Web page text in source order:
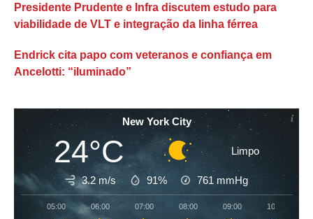
Presidente Prudente e Infra discutem estudo para
viabilidade de VLT e integração da linha férrea
Endrick cita papo com veteranos e confiança em
Ancelotti: “iluminado”
New York City
24°C Limpo
3.2 m/s 91% 761 mmHg
05:00 06:00 07:00 08:00 09:00 10:00